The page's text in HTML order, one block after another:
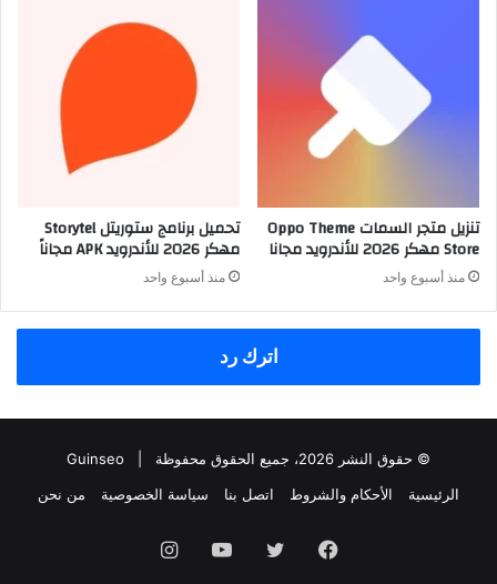
تنزيل متجر السمات Oppo Theme
Store مهكر 2026 للأندرويد مجانا
منذ أسبوع واحد
تحميل برنامج ستوريتل Storytel
مهكر 2026 للأندرويد APK مجاناً
منذ أسبوع واحد
اترك رد
© حقوق النشر 2026، جميع الحقوق محفوظة |
Guinseo
الرئيسية
الأحكام والشروط اتصل بنا سياسة الخصوصية من نحن
فيسبوك تويتر يوتيوبانستقرام